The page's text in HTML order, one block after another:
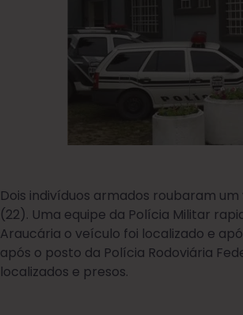
Dois indivíduos armados roubaram
(22). Uma equipe da Polícia Militar
Araucária o veículo foi localizado e
após o posto da Polícia Rodoviária
localizados e presos.